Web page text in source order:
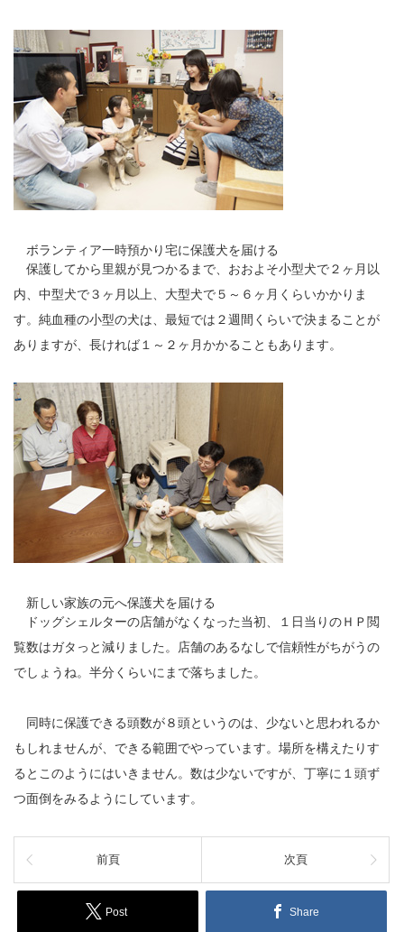
ボランティア一時預かり宅に保護犬を届ける
保護してから里親が見つかるまで、おおよそ小型犬で２ヶ月以
内、中型犬で３ヶ月以上、大型犬で５～６ヶ月くらいかかりま
す。純血種の小型の犬は、最短では２週間くらいで決まることが
ありますが、長ければ１～２ヶ月かかることもあります。
新しい家族の元へ保護犬を届ける
ドッグシェルターの店舗がなくなった当初、１日当りのＨＰ閲
覧数はガタっと減りました。店舗のあるなしで信頼性がちがうの
でしょうね。半分くらいにまで落ちました。
同時に保護できる頭数が８頭というのは、少ないと思われるか
もしれませんが、できる範囲でやっています。場所を構えたりす
るとこのようにはいきません。数は少ないですが、丁寧に１頭ず
つ面倒をみるようにしています。
前頁 次頁
Post Share